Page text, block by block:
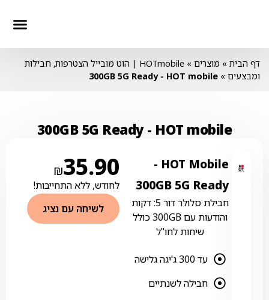
דף הבית » מוצרים »
HOTmobile | הוט מובייל הצטרפות, חבילות
ומבצעים »
HOT mobile ‏- ‏300GB 5G Ready
HOT mobile ‏- ‏300GB 5G Ready
HOT Mobile ‏-
‏300GB 5G Ready
חבילת סלולר דור 5: דקות
והודעות עם 300GB כולל
שיחות לחו"ל
עד 300 ג'יגה גלישה
חבילה לשנתיים
₪35.90
לחודש, ללא התחייבות!
לשיחה עם נציג